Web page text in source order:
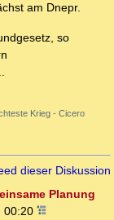
am Dnepr.
so
Krieg - Cicero
dieser Diskussion
Planung
00:20